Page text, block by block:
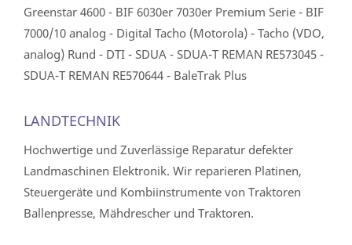
Greenstar 4600 - BIF 6030er 7030er Premium Serie - BIF
7000/10 analog - Digital Tacho (Motorola) - Tacho (VDO,
analog) Rund - DTI - SDUA - SDUA-T REMAN RE573045 -
SDUA-T REMAN RE570644 - BaleTrak Plus
LANDTECHNIK
Hochwertige und Zuverlässige Reparatur defekter
Landmaschinen Elektronik. Wir reparieren Platinen,
Steuergeräte und Kombiinstrumente von Traktoren
Ballenpresse, Mähdrescher und Traktoren.